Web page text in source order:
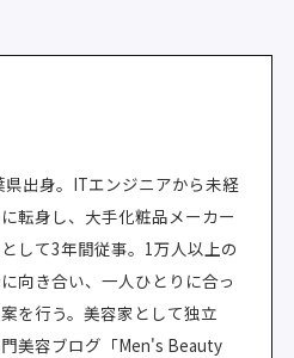
県出身。ITエンジニアから未経
転身し、大手化粧品メーカー
して3年間従事。1万人以上の
向き合い、一人ひとりに合っ
を行う。美容家として独立
美容ブログ「Men's Beauty